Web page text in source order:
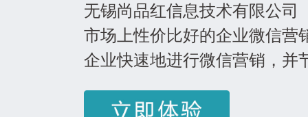
无锡尚品红信息技术有限公司
市场上性价比好的企业微信营
企业快速地进行微信营销，并